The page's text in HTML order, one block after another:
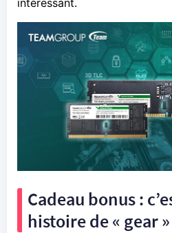
Cadeau bonus :
histoire de « gear »